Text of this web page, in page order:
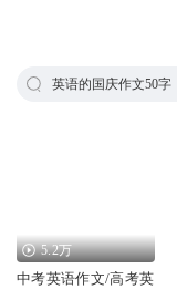
英语的国庆作文50字
5.2万
中考英语作文/高考英